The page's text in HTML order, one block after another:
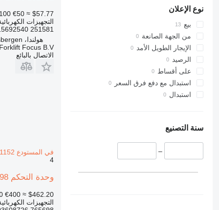
نوع الإعلان
بيع
من الجهة الصانعة
الإيجار الطويل الأمد
الرصيد
على أقساط
استبدال مع دفع فرق السعر
استبدال
سنة التصنيع
–
€50 ≈ $57.77
التجهيزات
251581 7915692540
هولندا، Haaksbergen
Forklift Focus B.V.
الاتصال بالبائع
في المستودع Linde T16, Series 1152
4
وحدة التحكم Linde T16, Series 1152 765698 لـ المعدة المستخدمة في المستودع Linde T16, Series 1152
€400 ≈ $462.20
التجهيزات